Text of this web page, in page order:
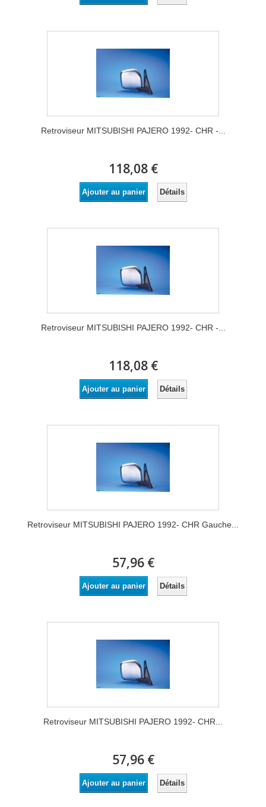
Retroviseur MITSUBISHI PAJERO 1992- CHR -...
118,08 €
Ajouter au panier Détails
Retroviseur MITSUBISHI PAJERO 1992- CHR -...
118,08 €
Ajouter au panier Détails
Retroviseur MITSUBISHI PAJERO 1992- CHR Gauche...
57,96 €
Ajouter au panier Détails
Retroviseur MITSUBISHI PAJERO 1992- CHR...
57,96 €
Ajouter au panier Détails